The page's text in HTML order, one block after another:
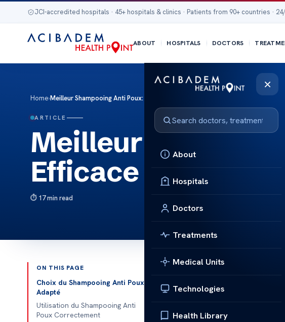
JCI-accredited hospitals · 45+ hospitals & clinics · Patients from 90+ countries ·
ABOUT HOSPITALS DOCTORS
×
About
Hospitals
Doctors
Treatments
Medical Units
Technologies
Health Library
Home›Meilleur Shampooing Anti Poux: Efficace & Sûr
ARTICLE
Meilleur
Efficace & Sûr
17 min read
ON THIS PAGE
Choix du Shampooing Anti Poux
Adapté
Utilisation du Shampooing Anti
Poux Correctement
Published by Acibadem